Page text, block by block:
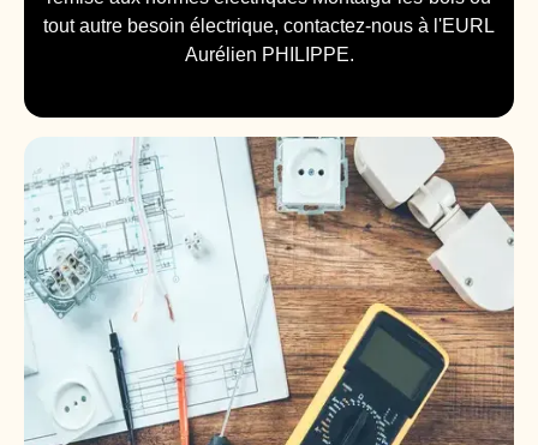
tout autre besoin électrique, contactez-nous à l'EURL
Aurélien PHILIPPE.